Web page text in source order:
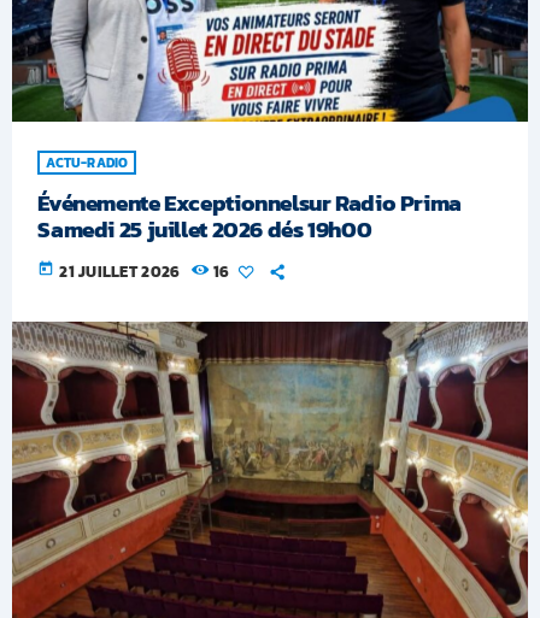
ACTU-RADIO
Événemente Exceptionnelsur Radio Prima
Samedi 25 juillet 2026 dés 19h00
today 21 JUILLET 2026 16